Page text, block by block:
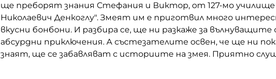
ще преборят знания Стефания и Виктор, от 127-мо училище
Николаевич Денкоглу". Змеят им е приготвил много
вкусни бонбони. И разбира се, ще ни разкаже за
абсурдни приключения. А състезателите освен, че ще ни
знаят, ще се забавляват с историите на змея. Приятно